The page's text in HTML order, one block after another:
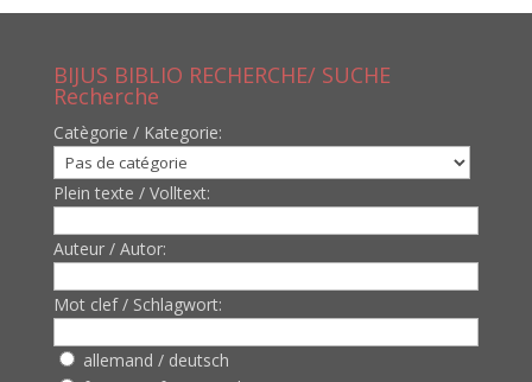
BIJUS BIBLIO RECHERCHE/ SUCHE
Recherche
Catègorie / Kategorie:
Plein texte / Volltext:
Auteur / Autor:
Mot clef / Schlagwort:
allemand / deutsch